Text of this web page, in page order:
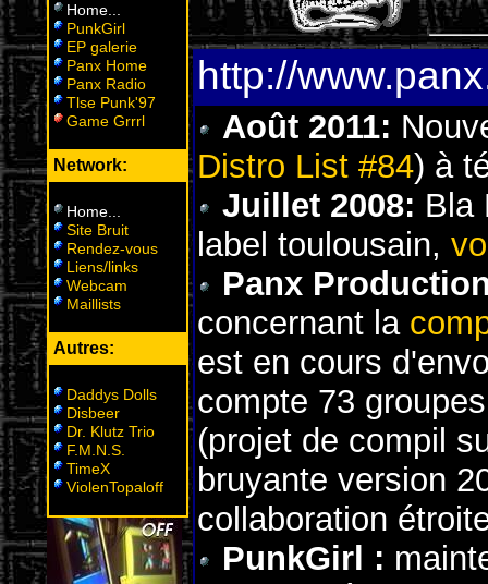
Home
PunkGirl
EP galerie
Panx Home
Panx Radio
Tlse Punk'97
Game Grrrl
Network:
Home
Site Bruit
Rendez-vous
Liens/links
Webcam
Maillists
Autres:
Daddys Dolls
Disbeer
Dr. Klutz Trio
F.M.N.S.
TimeX
ViolenTopaloff
http://
Août 2011:
Distro List #84) à
Juillet 2008: Bla
label toulousain,
Panx
concernant la
est en cours
compte 73
(projet de compil
bruyante version
collaboration
PunkGirl :